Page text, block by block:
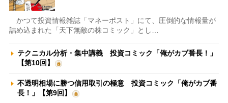
かつて投資情報雑誌「マネーポスト」にて、圧倒的な情報量が
詰め込まれた「天下無敵の株コミック」とし…
テクニカル分析・集中講義 投資コミック「俺がカブ番長！」
【第10回】
不透明相場に勝つ信用取引の極意 投資コミック「俺がカブ番
長！」【第9回】